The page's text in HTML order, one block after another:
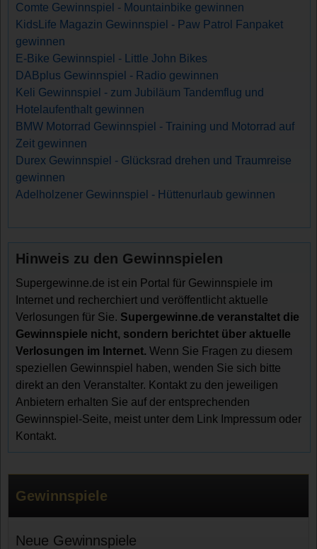
Comte Gewinnspiel - Mountainbike gewinnen
KidsLife Magazin Gewinnspiel - Paw Patrol Fanpaket
gewinnen
E-Bike Gewinnspiel - Little John Bikes
DABplus Gewinnspiel - Radio gewinnen
Keli Gewinnspiel - zum Jubiläum Tandemflug und
Hotelaufenthalt gewinnen
BMW Motorrad Gewinnspiel - Training und Motorrad auf
Zeit gewinnen
Durex Gewinnspiel - Glücksrad drehen und Traumreise
gewinnen
Adelholzener Gewinnspiel - Hüttenurlaub gewinnen
Hinweis zu den Gewinnspielen
Supergewinne.de ist ein Portal für Gewinnspiele im
Internet und recherchiert und veröffentlicht aktuelle
Verlosungen für Sie. Supergewinne.de veranstaltet die
Gewinnspiele nicht, sondern berichtet über aktuelle
Verlosungen im Internet. Wenn Sie Fragen zu diesem
speziellen Gewinnspiel haben, wenden Sie sich bitte
direkt an den Veranstalter. Kontakt zu den jeweiligen
Anbietern erhalten Sie auf der entsprechenden
Gewinnspiel-Seite, meist unter dem Link Impressum oder
Kontakt.
Gewinnspiele
Neue Gewinnspiele